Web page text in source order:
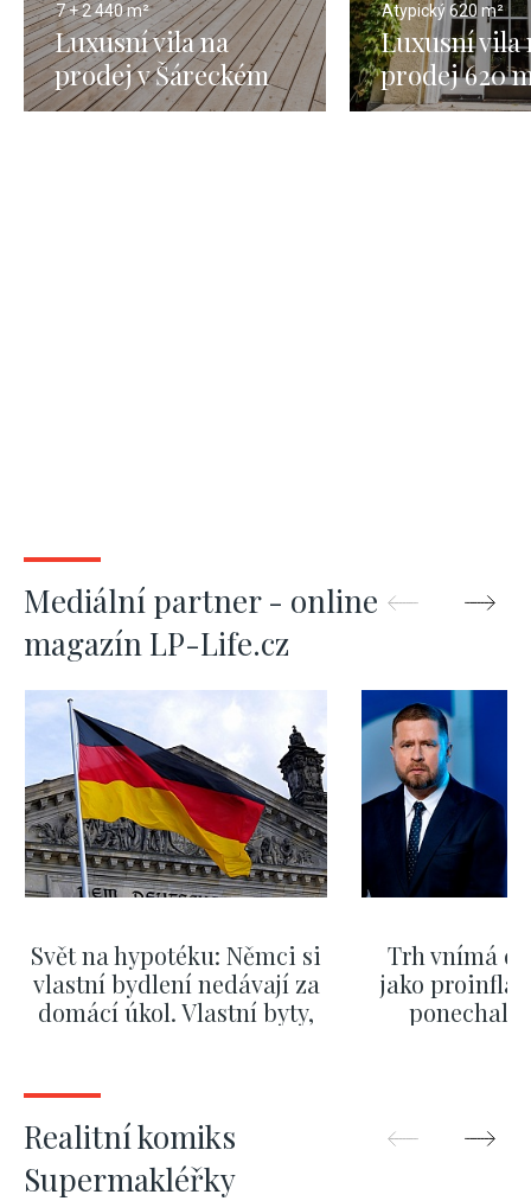
7 + 2440 m²
Luxusní vila na
prodej v Šáreckém
údolí
Atypický620 m²
Luxusní vila
prodej 620
Praha 6
Mediální partner - online
magazín LP-Life.cz
Svět na hypotéku: Němci si
vlastní bydlení nedávají za
domácí úkol. Vlastní byty,
Trh vnímá
jako
ponechali
Realitní komiks
Supermakléřky